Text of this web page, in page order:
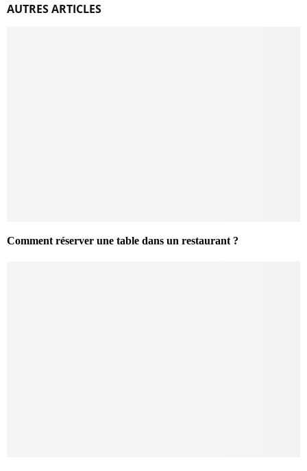
AUTRES ARTICLES
Comment réserver une table dans un restaurant ?